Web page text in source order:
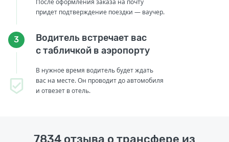
После оформления заказа на почту
придет подтверждение поездки — ваучер.
3
Водитель встречает вас
с табличкой в аэропорту
В нужное время водитель будет ждать
вас на месте. Он проводит до автомобиля
и отвезет в отель.